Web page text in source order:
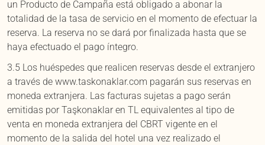
un Producto de Campaña está obligado a abonar la
totalidad de la tasa de servicio en el momento de efectuar la
reserva. La reserva no se dará por finalizada hasta que se
haya efectuado el pago íntegro.
3.5 Los huéspedes que realicen reservas desde el extranjero
a través de www.taskonaklar.com pagarán sus reservas en
moneda extranjera. Las facturas sujetas a pago serán
emitidas por Taşkonaklar en TL equivalentes al tipo de
venta en moneda extranjera del CBRT vigente en el
momento de la salida del hotel una vez realizado el